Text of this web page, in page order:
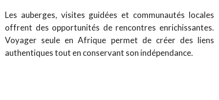
Les auberges, visites guidées et communautés locales
offrent des opportunités de rencontres enrichissantes.
Voyager seule en Afrique permet de créer des liens
authentiques tout en conservant son indépendance.